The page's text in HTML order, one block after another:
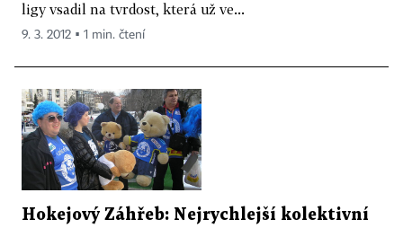
ligy vsadil na tvrdost, která už ve...
9. 3. 2012 ▪ 1 min. čtení
Hokejový Záhřeb: Nejrychlejší kolektivní